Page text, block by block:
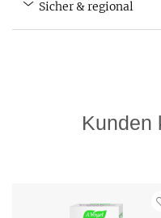
Sicher & regional
Kunden